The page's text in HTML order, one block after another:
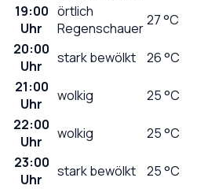
19:00
Uhr
örtlich
Regenschauer27°C
20:00
Uhr
stark bewölkt 26°C
21:00
Uhr
wolkig 25°C
22:00
Uhr
wolkig 25°C
23:00
Uhr
stark bewölkt 25°C